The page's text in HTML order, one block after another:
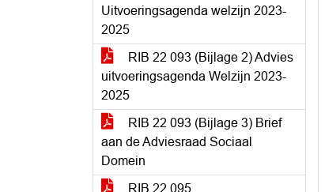
Uitvoeringsagenda welzijn 2023-
2025
RIB 22 093 (Bijlage 2) Advies
uitvoeringsagenda Welzijn 2023-
2025
RIB 22 093 (Bijlage 3) Brief
aan de Adviesraad Sociaal
Domein
RIB 22 095